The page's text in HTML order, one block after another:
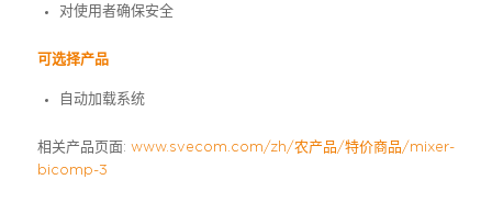
对使用者确保安全
可选择产品
自动加载系统
相关产品页面: www.svecom.com/zh/农产品/特价商品/mixer-
bicomp-3